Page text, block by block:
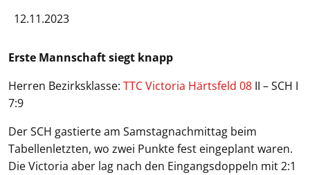
TISCHTENNIS
12.11.2023
Erste Mannschaft siegt knapp
Herren Bezirksklasse: TTC Victoria Härtsfeld 08 II – SCH I
7:9
Der SCH gastierte am Samstagnachmittag beim
Tabellenletzten, wo zwei Punkte fest eingeplant waren.
Die Victoria aber lag nach den Eingangsdoppeln mit 2:1